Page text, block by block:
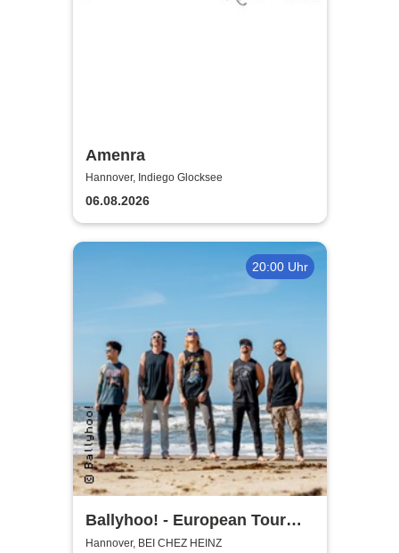
Amenra
Hannover, Indiego Glocksee
06.08.2026
20:00 Uhr
Ballyhoo! - European Tour
2026
Hannover, BEI CHEZ HEINZ